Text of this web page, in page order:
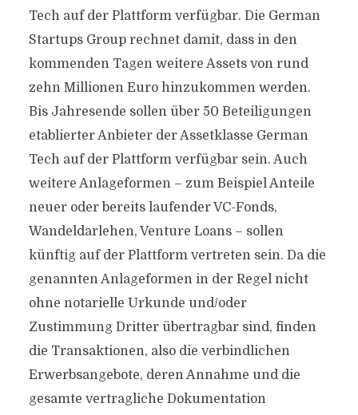
Tech auf der Plattform verfügbar. Die German
Startups Group rechnet damit, dass in den
kommenden Tagen weitere Assets von rund
zehn Millionen Euro hinzukommen werden.
Bis Jahresende sollen über 50 Beteiligungen
etablierter Anbieter der Assetklasse German
Tech auf der Plattform verfügbar sein. Auch
weitere Anlageformen – zum Beispiel Anteile
neuer oder bereits laufender VC-Fonds,
Wandeldarlehen, Venture Loans – sollen
künftig auf der Plattform vertreten sein. Da die
genannten Anlageformen in der Regel nicht
ohne notarielle Urkunde und/oder
Zustimmung Dritter übertragbar sind, finden
die Transaktionen, also die verbindlichen
Erwerbsangebote, deren Annahme und die
gesamte vertragliche Dokumentation